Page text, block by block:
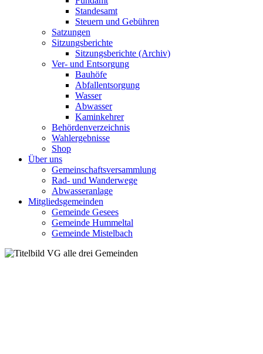
Standesamt
Steuern und Gebühren
Satzungen
Sitzungsberichte
Sitzungsberichte (Archiv)
Ver- und Entsorgung
Bauhöfe
Abfallentsorgung
Wasser
Abwasser
Kaminkehrer
Behördenverzeichnis
Wahlergebnisse
Shop
Über uns
Gemeinschaftsversammlung
Rad- und Wanderwege
Abwasseranlage
Mitgliedsgemeinden
Gemeinde Gesees
Gemeinde Hummeltal
Gemeinde Mistelbach